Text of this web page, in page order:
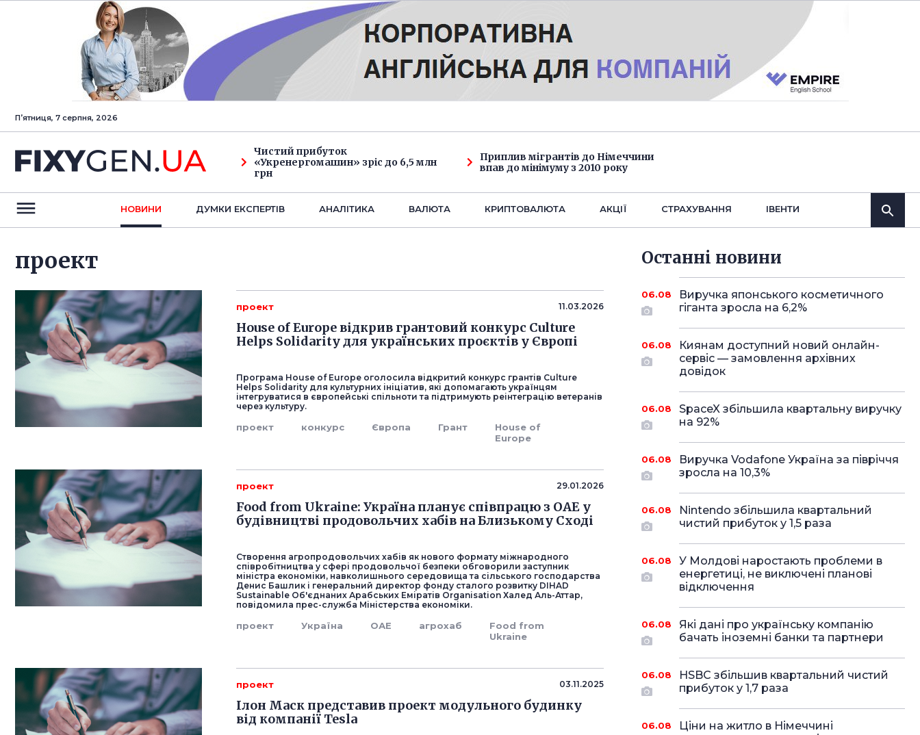
Пʼятниця, 7 серпня, 2026
Чистий прибуток
«Укренергомашин» зріс до 6,5 млн
грн
Приплив мігрантів до Німеччини
впав до мінімуму з 2010 року
НОВИНИ ДУМКИ ЕКСПЕРТIВ АНАЛIТИКА ВАЛЮТА КРИПТОВАЛЮТА АКЦІЇ СТРАХУВАННЯ IВЕНТИ
проект
проект 11.03.2026
House of Europe відкрив грантовий конкурс Culture
Helps Solidarity для українських проєктів у Європі
Програма House of Europe оголосила відкритий конкурс грантів Culture
Helps Solidarity для культурних ініціатив, які допомагають українцям
інтегруватися в європейські спільноти та підтримують реінтеграцію ветеранів
через культуру.
проект конкурс Європа Грант
House of
Europe
проект 29.01.2026
Food from Ukraine: Україна планує співпрацю з ОАЕ у
будівництві продовольчих хабів на Близькому Сході
Створення агропродовольчих хабів як нового формату міжнародного
співробітництва у сфері продовольчої безпеки обговорили заступник
міністра економіки, навколишнього середовища та сільського господарства
Денис Башлик і генеральний директор фонду сталого розвитку DIHAD
Sustainable Об'єднаних Арабських Еміратів Organisation Халед Аль-Аттар,
повідомила прес-служба Міністерства економіки.
проект Україна ОАЕ агрохаб
Food from
Ukraine
проект 03.11.2025
Ілон Маск представив проект модульного будинку
від компанії Tesla
Останнi новини
06.08
Виручка японського косметичного
гіганта зросла на 6,2%
06.08
Киянам доступний новий онлайн-
сервіс — замовлення архівних
довідок
06.08
SpaceX збільшила квартальну виручку
на 92%
06.08
Виручка Vodafone Україна за півріччя
зросла на 10,3%
06.08
Nintendo збільшила квартальний
чистий прибуток у 1,5 раза
06.08
У Молдові наростають проблеми в
енергетиці, не виключені планові
відключення
06.08
Які дані про українську компанію
бачать іноземні банки та партнери
06.08
HSBC збільшив квартальний чистий
прибуток у 1,7 раза
06.08
Ціни на житло в Німеччині